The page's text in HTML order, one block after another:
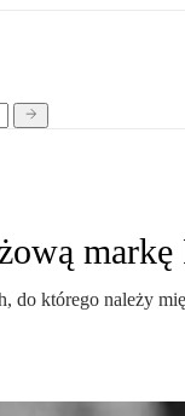
markę
do którego należy